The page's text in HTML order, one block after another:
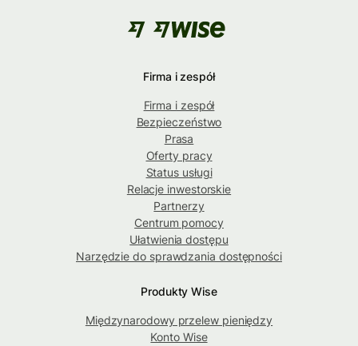
Firma i zespół
Firma i zespół
Bezpieczeństwo
Prasa
Oferty pracy
Status usługi
Relacje inwestorskie
Partnerzy
Centrum pomocy
Ułatwienia dostępu
Narzędzie do sprawdzania dostępności
Produkty Wise
Międzynarodowy przelew pieniędzy
Konto Wise